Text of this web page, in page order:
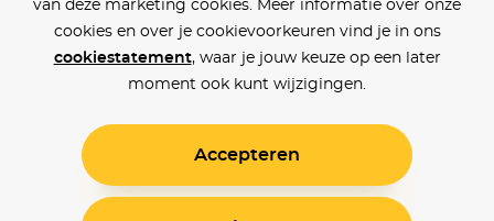
van deze marketing cookies. Meer informatie over onze
cookies en over je cookievoorkeuren vind je in ons
cookiestatement, waar je jouw keuze op een later
moment ook kunt wijzigingen.
Accepteren
Bioscopen
CVD
Toegankelijkheid Voorwaarden Cookies